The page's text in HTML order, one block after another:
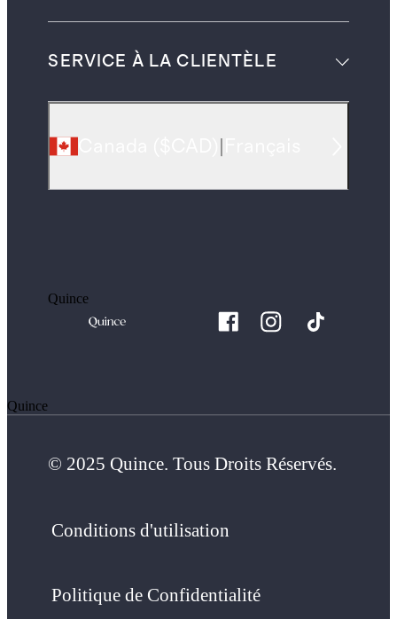
SERVICE À LA CLIENTÈLE
Quince
Quince
© 2025 Quince. Tous Droits Réservés.
Conditions d'utilisation
Politique de Confidentialité